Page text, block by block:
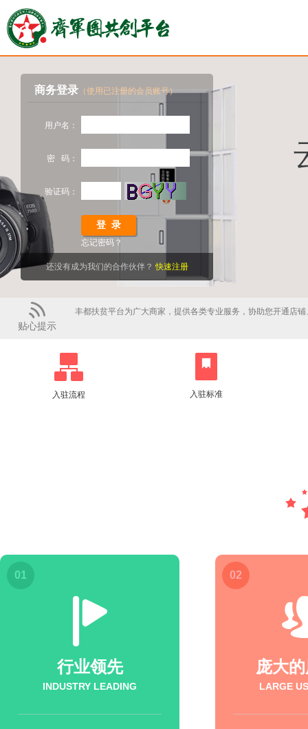
商务登录 （使用已注册的会员账号）
用户名：
密 码：
验证码：
忘记密码？
还没有成为我们的合作伙伴？快速注册
贴心提示
丰都扶贫平台为广大商家，提供各类专业服务，协助您开通店
入驻流程 入驻标准
01
行业领先
INDUSTRY LEADING
02
庞大
LARGE